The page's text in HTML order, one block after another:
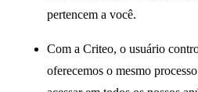
pertencem a você.
Com a Criteo, o usuário
oferecemos o mesmo